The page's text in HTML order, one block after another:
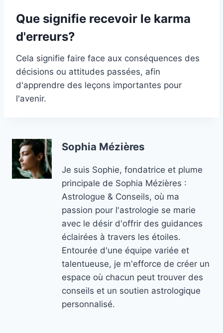
Que signifie recevoir le karma
d'erreurs?
Cela signifie faire face aux conséquences des
décisions ou attitudes passées, afin
d'apprendre des leçons importantes pour
l'avenir.
Sophia Mézières
Je suis Sophie, fondatrice et plume
principale de Sophia Mézières :
Astrologue & Conseils, où ma
passion pour l'astrologie se marie
avec le désir d'offrir des guidances
éclairées à travers les étoiles.
Entourée d'une équipe variée et
talentueuse, je m'efforce de créer un
espace où chacun peut trouver des
conseils et un soutien astrologique
personnalisé.